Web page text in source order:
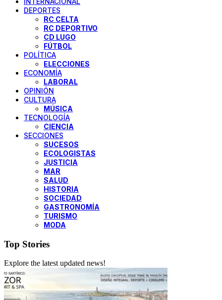
DEPORTES
RC CELTA
RC DEPORTIVO
CD LUGO
FÚTBOL
POLÍTICA
ELECCIONES
ECONOMÍA
LABORAL
OPINIÓN
CULTURA
MÚSICA
TECNOLOGÍA
CIENCIA
SECCIONES
SUCESOS
ECOLOGISTAS
JUSTICIA
MAR
SALUD
HISTORIA
SOCIEDAD
GASTRONOMÍA
TURISMO
MODA
Top Stories
Explore the latest updated news!